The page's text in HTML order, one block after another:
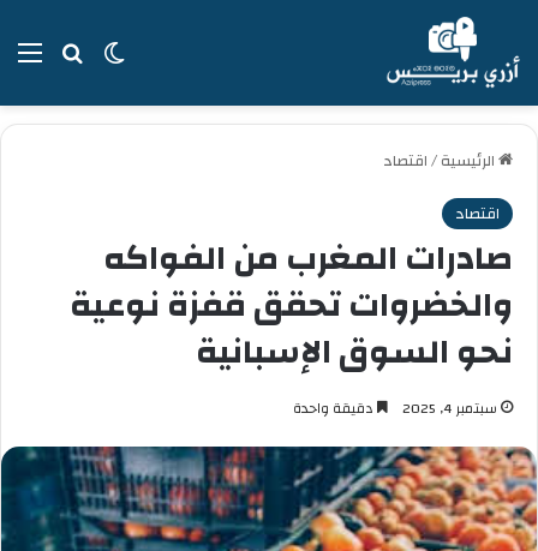
بحثالوضع
الرئيسية/اقتصاد
اقتصاد
صادرات المغرب من الفواكه
والخضروات تحقق قفزة نوعية
نحو السوق الإسبانية
سبتمبر 4, 2025 دقيقة واحدة